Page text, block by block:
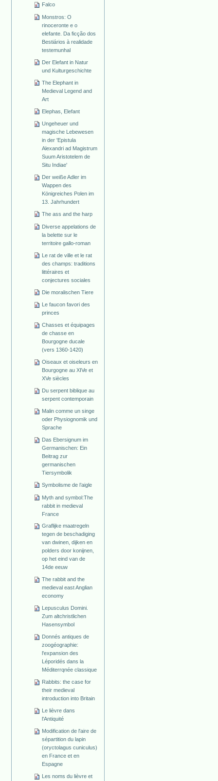
Falco
Monstros: O
rinoceronte e o
elefante. Da ficção dos
Bestiários à realidade
testemunhal
Der Elefant in Natur
und Kulturgeschichte
The Elephant in
Medieval Legend and
Art
Elephas, Elefant
Ungeheuer und
magische Lebewesen
in der 'Epistula
Alexandri ad Magistrum
Suum Aristotelem de
Situ Indiae'
Der weiße Adler im
Wappen des
Königreiches Polen im
13. Jahrhundert
The ass and the harp
Diverse appelations de
la belette sur le
territoire gallo-roman
Le rat de ville et le rat
des champs: traditions
littéraires et
conjectures sociales
Die moralischen Tiere
Le faucon favori des
princes
Chasses et équipages
de chasse en
Bourgogne ducale
(vers 1360-1420)
Oiseaux et oiseleurs en
Bourgogne au XIVe et
XVe siècles
Du serpent biblique au
serpent contemporain
Malin comme un singe
oder Physiognomik und
Sprache
Das Ebersignum im
Germanischen: Ein
Beitrag zur
germanischen
Tiersymbolik
Symbolisme de l’aigle
Myth and symbol:The
rabbit in medieval
France
Graflijke maatregeln
tegen de beschadiging
van dwinen, dijken en
polders door konijnen,
op het eind van de
14de eeuw
The rabbit and the
medieval east Anglian
economy
Lepusculus Domini.
Zum altchristlichen
Hasensymbol
Donnés antiques de
zoogéographie:
l'expansion des
Léporidés dans la
Méditerrqnée classique
Rabbits: the case for
their medieval
introduction into Britain
Le lièvre dans
l'Antiquité
Modification de l'aire de
sépartition du lapin
(oryctolagus cuniculus)
en France et en
Espagne
Les noms du lièvre et